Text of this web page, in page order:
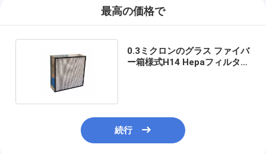
最高の価格で
0.3ミクロンのグラス ファイバ
ー箱様式H14 Hepaフィルター
続行